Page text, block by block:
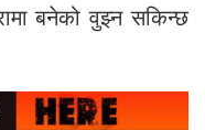
बनेको वुझ्न सकिन्छ